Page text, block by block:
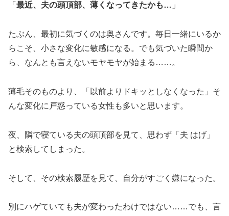
「 最近、夫の頭頂部、薄くなってきたかも… 」
たぶん、最初に気づくのは奥さんです。毎日一緒にいるか
らこそ、小さな変化に敏感になる。でも気づいた瞬間か
ら、なんとも言えないモヤモヤが始まる……。
薄毛そのものより、「以前よりドキッとしなくなった」そ
んな変化に戸惑っている女性も多いと思います。
夜、隣で寝ている夫の頭頂部を見て、思わず「夫 はげ」
と検索してしまった。
そして、その検索履歴を見て、自分がすごく嫌になった。
別にハゲていても夫が変わったわけではない……でも、言